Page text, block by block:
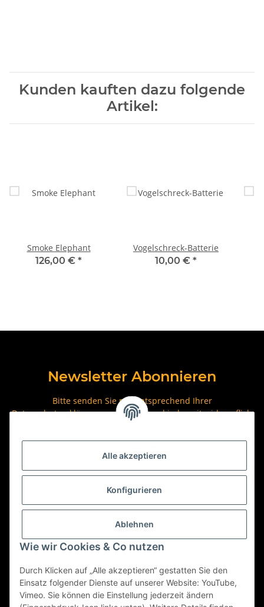
Alle akzeptieren
Konfigurieren
Ablehnen
Wie wir Cookies & Co nutzen
Durch Klicken auf „Alle akzeptieren“ gestatten Sie den
Einsatz folgender Dienste auf unserer Website: YouTube,
Vimeo. Sie können die Einstellung jederzeit ändern
Kunden kauften dazu folgende
Artikel:
Smoke Elephant
126,00 € *
Vogelschreck-Batterie
10,00 € *
Newsletter Abonnieren
Bitte senden Sie mir entsprechend Ihrer
Datenschutzerklärungregelmäßig und jederzeit widerruflich
Newsletter Abonnieren